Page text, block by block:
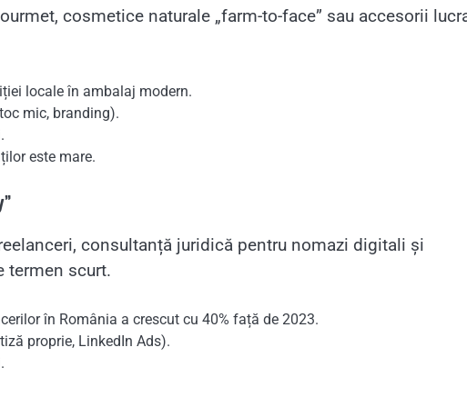
cosmetice naturale „farm-to-face” sau accesorii
locale în ambalaj modern.
mic, branding).
este mare.
consultanță juridică pentru nomazi digitali și
termen scurt.
în România a crescut cu 40% față de 2023.
proprie, LinkedIn Ads).